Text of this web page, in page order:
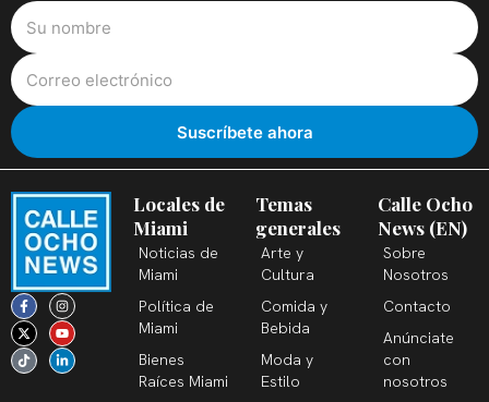
F
a
c
e
b
o
o
I
n
s
t
a
g
r
X
-
t
w
i
t
t
Y
o
u
t
u
b
e
T
i
k
t
o
k
L
i
n
k
e
d
i
Locales de
Miami
Noticias de
Miami
Política de
Miami
Bienes
Raíces Miami
Temas
generales
Arte y
Cultura
Comida y
Bebida
Moda y
Estilo
Calle Ocho
News (EN)
Sobre
Nosotros
Contacto
Anúnciate
con
nosotros